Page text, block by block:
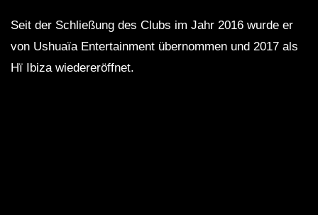
Seit der Schließung des Clubs im Jahr 2016 wurde er
von Ushuaïa Entertainment übernommen und 2017 als
Hï Ibiza wiedereröffnet.